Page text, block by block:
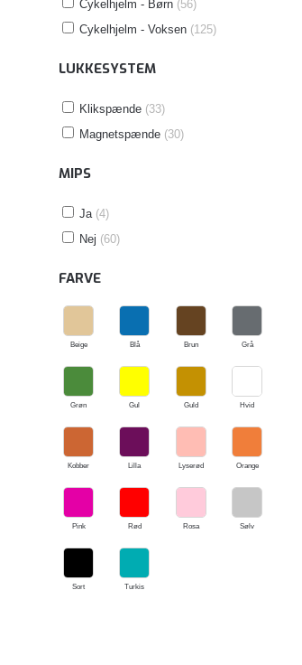
Cykelhjelm - Børn (56)
Cykelhjelm - Voksen (125)
LUKKESYSTEM
Klikspænde (33)
Magnetspænde (30)
MIPS
Ja (4)
Nej (60)
FARVE
Beige Blå Brun Grå
Grøn Gul Guld Hvid
Kobber Lilla Lyserød Orange
Pink Rød Rosa Sølv
Sort Turkis